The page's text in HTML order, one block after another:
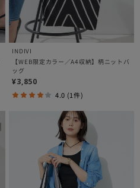
INDIVI
【WEB限定カラー／A4収納】柄ニットバ
ッグ
¥3,850
4.0 (1件)